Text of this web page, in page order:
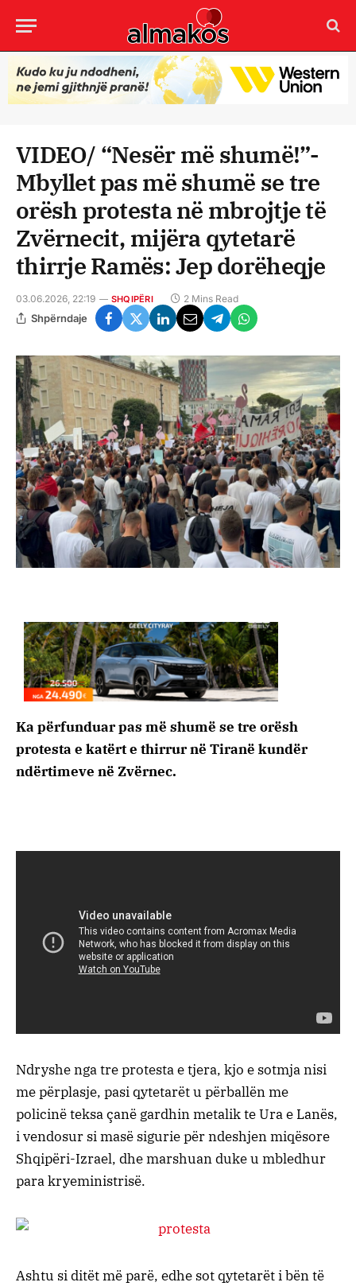
VIDEO/ “Nesër më shumë!”-
Mbyllet pas më shumë se tre
orësh protesta në mbrojtje të
Zvërnecit, mijëra qytetarë
thirrje Ramës: Jep dorëheqje
03.06.2026, 22:19 SHQIPËRI 2 Mins Read
Shpërndaje
Ka përfunduar pas më shumë se tre orësh
protesta e katërt e thirrur në Tiranë kundër
ndërtimeve në Zvërnec.
Ndryshe nga tre protesta e tjera, kjo e sotmja nisi
me përplasje, pasi qytetarët u përballën me
policinë teksa çanë gardhin metalik te Ura e Lanës,
i vendosur si masë sigurie për ndeshjen miqësore
Shqipëri-Izrael, dhe marshuan duke u mbledhur
para kryeministrisë.
Ashtu si ditët më parë, edhe sot qytetarët i bën të